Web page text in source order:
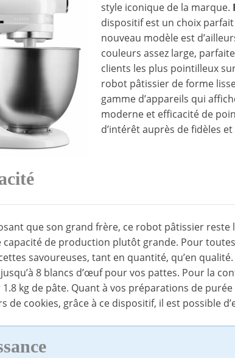
style iconique de la marque.
dispositif est un choix
nouveau modèle est
couleurs assez large,
clients les plus pointilleux
robot pâtissier de forme
gamme d’appareils qui
moderne et efficacité de
d’intérêt auprès de fidèles
que son grand frère, ce robot pâtissier
capacité de production plutôt grande. Pour
savoureuses, tant en quantité, qu’en
8 blancs d’œuf pour vos pattes. Pour la
kg de pâte. Quant à vos préparations de
de cookies, grâce à ce dispositif, il est possible